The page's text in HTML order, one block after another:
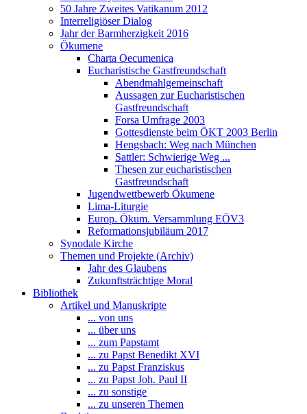
50 Jahre Zweites Vatikanum 2012
Interreligiöser Dialog
Jahr der Barmherzigkeit 2016
Ökumene
Charta Oecumenica
Eucharistische Gastfreundschaft
Abendmahlgemeinschaft
Aussagen zur Eucharistischen
Gastfreundschaft
Forsa Umfrage 2003
Gottesdienste beim ÖKT 2003 Berlin
Hengsbach: Weg nach München
Sattler: Schwierige Weg ...
Thesen zur eucharistischen
Gastfreundschaft
Jugendwettbewerb Ökumene
Lima-Liturgie
Europ. Ökum. Versammlung EÖV3
Reformationsjubiläum 2017
Synodale Kirche
Themen und Projekte (Archiv)
Jahr des Glaubens
Zukunftsträchtige Moral
Bibliothek
Artikel und Manuskripte
... von uns
... über uns
... zum Papstamt
... zu Papst Benedikt XVI
... zu Papst Franziskus
... zu Papst Joh. Paul II
... zu sonstige
... zu unseren Themen